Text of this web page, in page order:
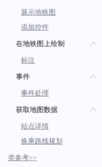
展示地铁图
添加控件
在地铁图上绘制
标注
事件
事件处理
获取地图数据
站点详情
换乘路线规划
类参考>>